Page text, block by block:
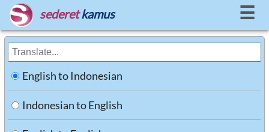
sederet kamus ☰
English to Indonesian
Indonesian to English